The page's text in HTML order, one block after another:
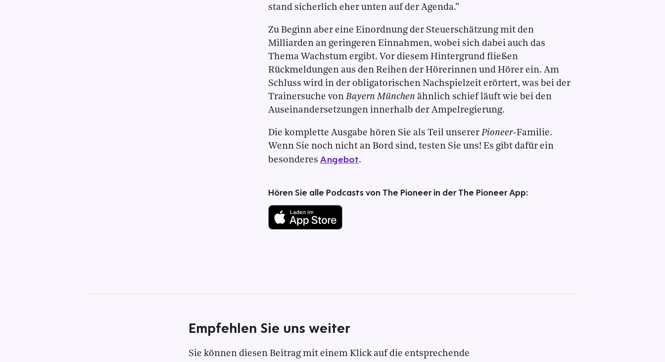
stand sicherlich eher unten auf der Agenda.”
Zu Beginn aber eine Einordnung der Steuerschätzung mit den
Milliarden an geringeren Einnahmen, wobei sich dabei auch das
Thema Wachstum ergibt. Vor diesem Hintergrund fließen
Rückmeldungen aus den Reihen der Hörerinnen und Hörer ein. Am
Schluss wird in der obligatorischen Nachspielzeit erörtert, was bei der
Trainersuche von Bayern München ähnlich schief läuft wie bei den
Auseinandersetzungen innerhalb der Ampelregierung.
Die komplette Ausgabe hören Sie als Teil unserer Pioneer-Familie.
Wenn Sie noch nicht an Bord sind, testen Sie uns! Es gibt dafür ein
besonderes Angebot.
Hören Sie alle Podcasts von The Pioneer in der The Pioneer App:
Empfehlen Sie uns weiter
Sie können diesen Beitrag mit einem Klick auf die entsprechende